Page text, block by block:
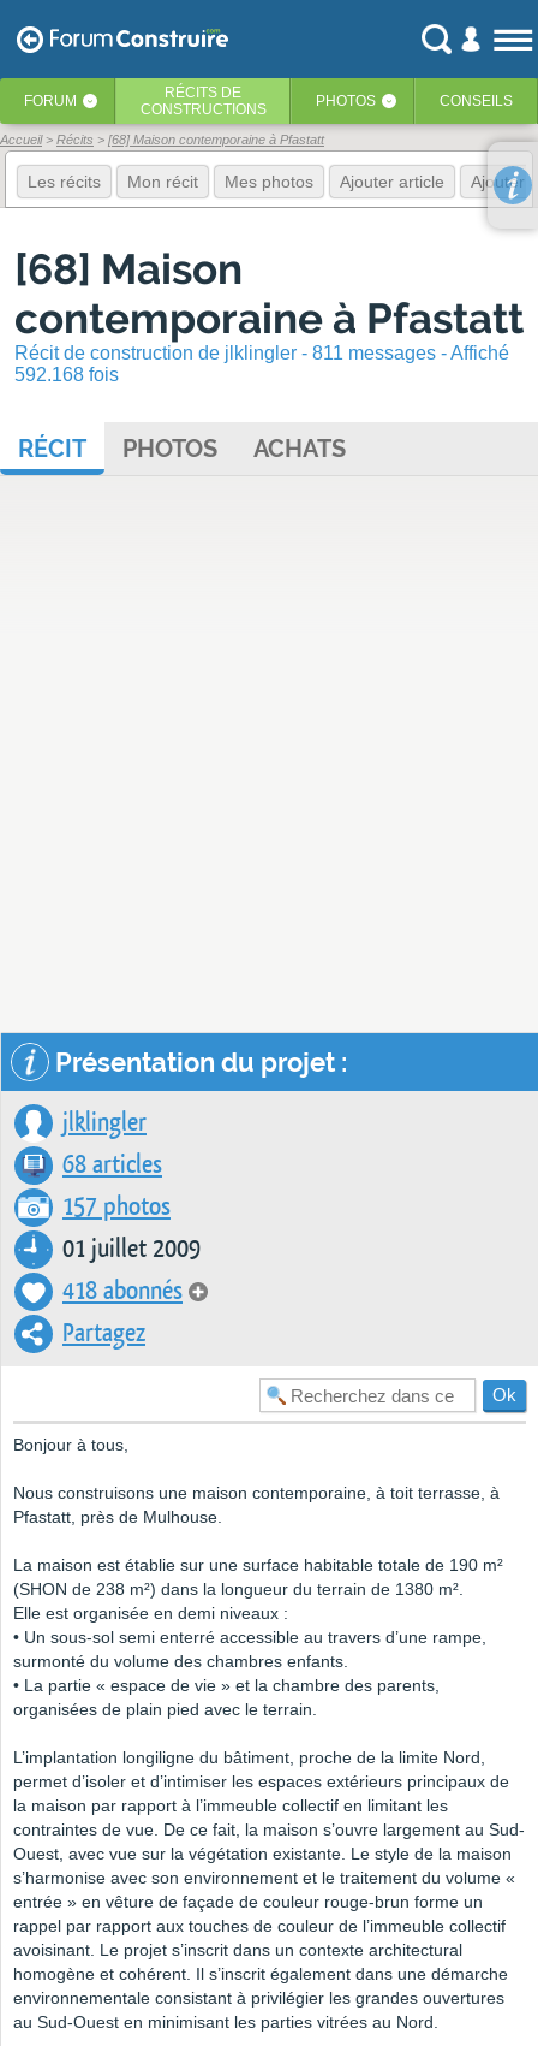
FORUM ‹ RÉCITS DE
CONSTRUCTIONS
PHOTOS ‹ CONSEILS
Accueil Récits [68] Maison contemporaine à Pfastatt
Les récits Mon récit Mes photos Ajouter article Ajouter
[68] Maison
contemporaine à Pfastatt
Récit de construction de jlklingler - 811 messages - Affiché
592.168 fois
RÉCIT PHOTOS ACHATS
Présentation du projet :
jlklingler
68 articles
157 photos
01 juillet 2009
418 abonnés
Partagez
Bonjour à tous,
Nous construisons une maison contemporaine, à toit terrasse, à
Pfastatt, près de Mulhouse.
La maison est établie sur une surface habitable totale de 190 m²
(SHON de 238 m²) dans la longueur du terrain de 1380 m².
Elle est organisée en demi niveaux :
• Un sous-sol semi enterré accessible au travers d’une rampe,
surmonté du volume des chambres enfants.
• La partie « espace de vie » et la chambre des parents,
organisées de plain pied avec le terrain.
L’implantation longiligne du bâtiment, proche de la limite Nord,
permet d’isoler et d’intimiser les espaces extérieurs principaux de
la maison par rapport à l’immeuble collectif en limitant les
contraintes de vue. De ce fait, la maison s’ouvre largement au Sud-
Ouest, avec vue sur la végétation existante. Le style de la maison
s’harmonise avec son environnement et le traitement du volume «
entrée » en vêture de façade de couleur rouge-brun forme un
rappel par rapport aux touches de couleur de l’immeuble collectif
avoisinant. Le projet s’inscrit dans un contexte architectural
homogène et cohérent. Il s’inscrit également dans une démarche
environnementale consistant à privilégier les grandes ouvertures
au Sud-Ouest en minimisant les parties vitrées au Nord.